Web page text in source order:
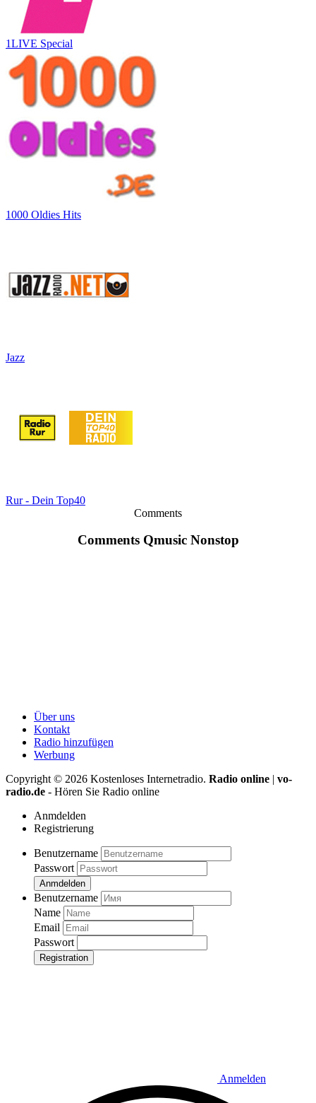
1LIVE Special
1000 Oldies Hits
Jazz
Rur - Dein Top40
Comments
Comments Qmusic Nonstop
Über uns
Kontakt
Radio hinzufügen
Werbung
Copyright © 2026 Kostenloses Internetradio. Radio online | vo-
radio.de - Hören Sie Radio online
Anmdelden
Registrierung
Benutzername
Passwort
Anmdelden
Benutzername
Name
Email
Passwort
Registration
Anmelden